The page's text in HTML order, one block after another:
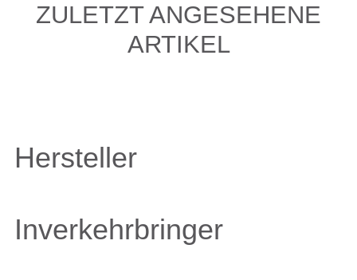
ZULETZT ANGESEHENE
ARTIKEL
Hersteller
Inverkehrbringer